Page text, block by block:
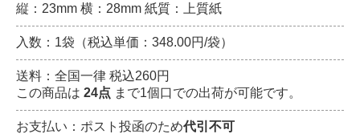
縦：23mm 横：28mm 紙質：上質紙
入数：1袋（税込単価：348.00円/袋）
送料：全国一律 税込260円
この商品は 24点 まで1個口での出荷が可能です。
お支払い：ポスト投函のため代引不可